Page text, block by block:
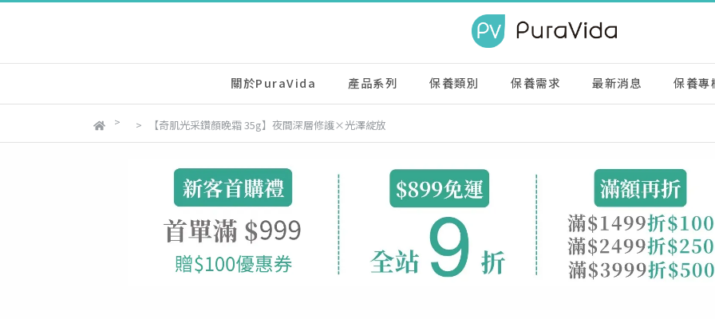
關於PuraVida 產品系列 保養類別 保養需求 最新消息 保養專
【奇肌光采鑽顏晚霜 35g】夜間深層修護×光澤綻放